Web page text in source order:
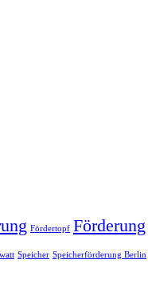
Fördertopf Förderung
Speicher Speicherförderung Berlin